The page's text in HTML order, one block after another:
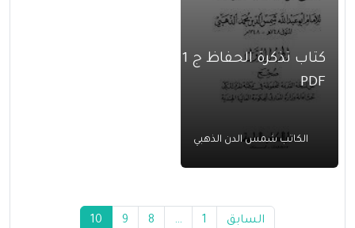
كتاب تذكرة الحفاظ ج 1
PDF
الكاتب شمس الدن الذهبي
السابق 1
…
8
9
10